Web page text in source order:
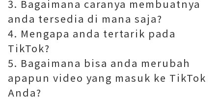
3. Bagaimana caranya membuatnya
anda tersedia di mana saja?
4. Mengapa anda tertarik pada
TikTok?
5. Bagaimana bisa anda merubah
apapun video yang masuk ke TikTok
Anda?